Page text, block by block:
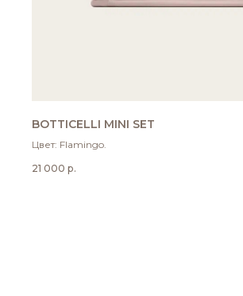
BOTTICELLI MINI SET
Цвет: Flamingo.
21 000 р.